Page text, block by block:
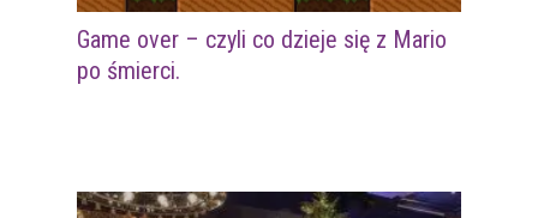
Game over – czyli co dzieje się z Mario
po śmierci.